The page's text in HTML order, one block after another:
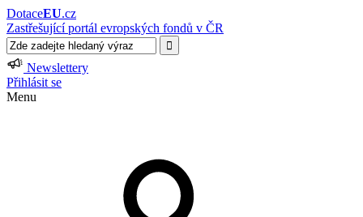
DotaceEU.cz
Zastřešující portál evropských fondů v ČR
Newslettery
Přihlásit se
Menu